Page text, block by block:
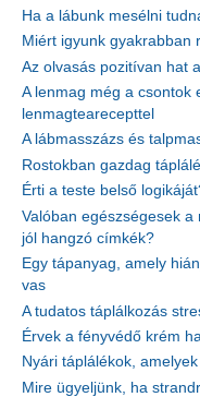
Ha a lábunk mesélni
Miért igyunk gyakrabban
Az olvasás pozitívan hat
A lenmag még a csontok
lenmagtearecepttel
A lábmasszázs és
Rostokban gazdag
Érti a teste belső
Valóban egészségesek
jól hangzó címkék?
Egy tápanyag, amely
vas
A tudatos táplálkozás
Érvek a fényvédő krém
Nyári táplálékok,
Mire ügyeljünk, ha